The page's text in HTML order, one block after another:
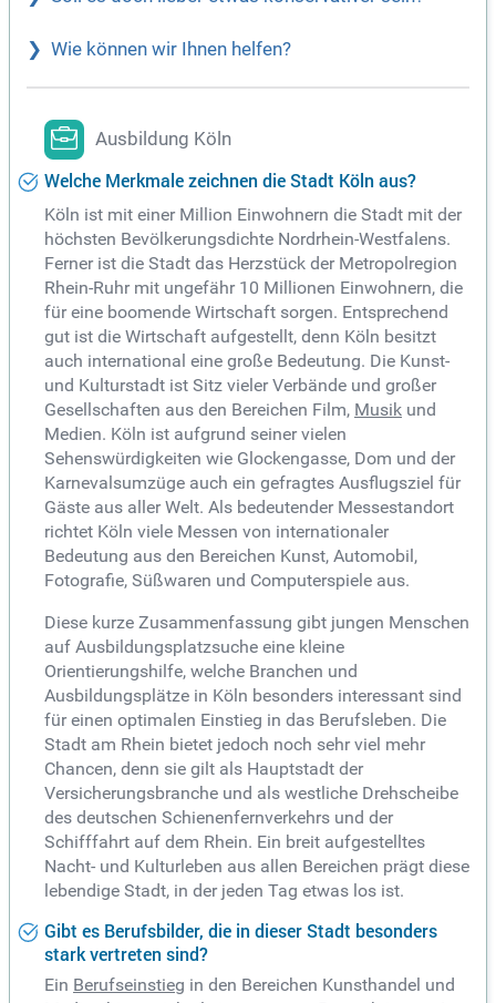
Wie können wir Ihnen helfen?
Ausbildung Köln
Welche Merkmale zeichnen die Stadt Köln aus?
Köln ist mit einer Million Einwohnern die Stadt mit der
höchsten Bevölkerungsdichte Nordrhein-Westfalens.
Ferner ist die Stadt das Herzstück der Metropolregion
Rhein-Ruhr mit ungefähr 10 Millionen Einwohnern, die
für eine boomende Wirtschaft sorgen. Entsprechend
gut ist die Wirtschaft aufgestellt, denn Köln besitzt
auch international eine große Bedeutung. Die Kunst-
und Kulturstadt ist Sitz vieler Verbände und großer
Gesellschaften aus den Bereichen Film, Musik und
Medien. Köln ist aufgrund seiner vielen
Sehenswürdigkeiten wie Glockengasse, Dom und der
Karnevalsumzüge auch ein gefragtes Ausflugsziel für
Gäste aus aller Welt. Als bedeutender Messestandort
richtet Köln viele Messen von internationaler
Bedeutung aus den Bereichen Kunst, Automobil,
Fotografie, Süßwaren und Computerspiele aus.
Diese kurze Zusammenfassung gibt jungen Menschen
auf Ausbildungsplatzsuche eine kleine
Orientierungshilfe, welche Branchen und
Ausbildungsplätze in Köln besonders interessant sind
für einen optimalen Einstieg in das Berufsleben. Die
Stadt am Rhein bietet jedoch noch sehr viel mehr
Chancen, denn sie gilt als Hauptstadt der
Versicherungsbranche und als westliche Drehscheibe
des deutschen Schienenfernverkehrs und der
Schifffahrt auf dem Rhein. Ein breit aufgestelltes
Nacht- und Kulturleben aus allen Bereichen prägt diese
lebendige Stadt, in der jeden Tag etwas los ist.
Gibt es Berufsbilder, die in dieser Stadt besonders
stark vertreten sind?
Ein Berufseinstieg in den Bereichen Kunsthandel und